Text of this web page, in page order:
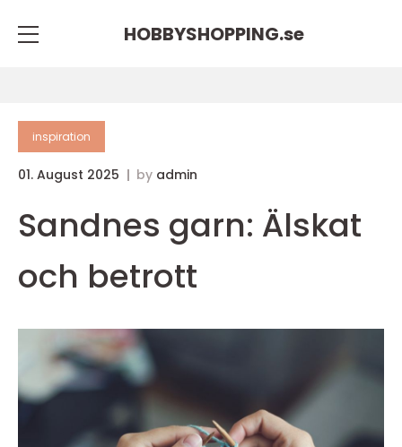
HOBBYSHOPPING.se
inspiration
01. August 2025 by admin
Sandnes garn: Älskat
och betrott